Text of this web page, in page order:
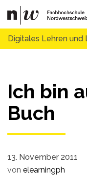
Digitales Lehren und
Ich bin
Buch
13. November 2011
von elearningph